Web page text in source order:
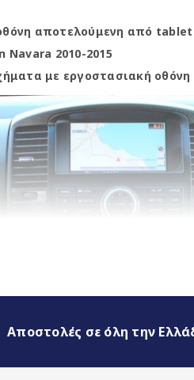
αποτελούμενη από tablet
Navara 2010-2015
με εργοστασιακή
Αποστολές σε όλη την